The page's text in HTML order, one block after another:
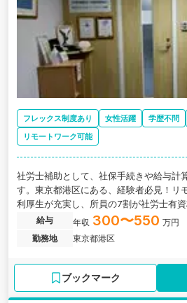
フレックス制度あり 女性活躍 学歴不問
リモートワーク可能
社労士補助として、社保手続きや給与計
す。東京都港区にある、経験者必見！リ
利厚生が充実し、所員の7割が社労士有
社労士法人の求人です。
給与 年収 300〜550 万円
勤務地
東京都港区
ブックマーク